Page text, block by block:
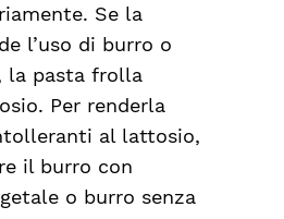
Se la
l’uso di burro o
pasta frolla
Per renderla
al lattosio,
il burro con
o burro senza